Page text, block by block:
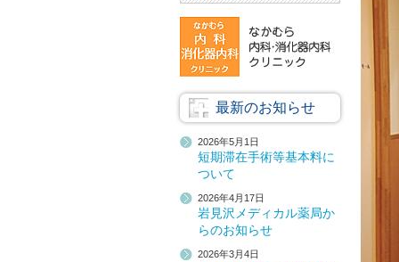
最新のお知らせ
2026年5月1日
短期滞在手術等基本料に
ついて
2026年4月17日
岩見沢メディカル薬局か
らのお知らせ
2026年3月4日